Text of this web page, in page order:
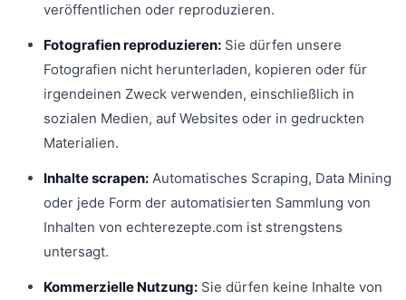
veröffentlichen oder reproduzieren.
Fotografien reproduzieren: Sie dürfen unsere
Fotografien nicht herunterladen, kopieren oder für
irgendeinen Zweck verwenden, einschließlich in
sozialen Medien, auf Websites oder in gedruckten
Materialien.
Inhalte scrapen: Automatisches Scraping, Data Mining
oder jede Form der automatisierten Sammlung von
Inhalten von echterezepte.com ist strengstens
untersagt.
Kommerzielle Nutzung: Sie dürfen keine Inhalte von